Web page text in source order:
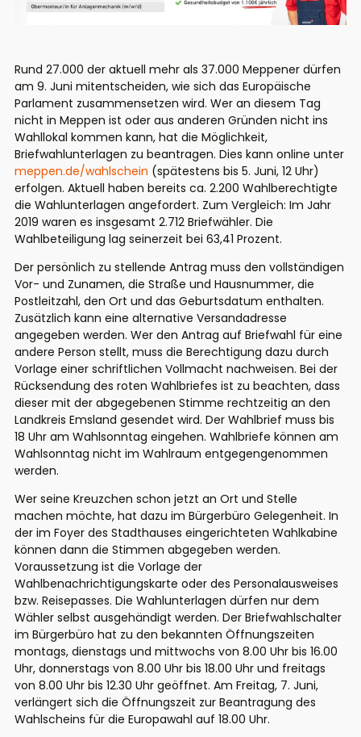
Rund 27.000 der aktuell mehr als 37.000 Meppener dürfen
am 9. Juni mitentscheiden, wie sich das Europäische
Parlament zusammensetzen wird. Wer an diesem Tag
nicht in Meppen ist oder aus anderen Gründen nicht ins
Wahllokal kommen kann, hat die Möglichkeit,
Briefwahlunterlagen zu beantragen. Dies kann online unter
meppen.de/wahlschein (spätestens bis 5. Juni, 12 Uhr)
erfolgen. Aktuell haben bereits ca. 2.200 Wahlberechtigte
die Wahlunterlagen angefordert. Zum Vergleich: Im Jahr
2019 waren es insgesamt 2.712 Briefwähler. Die
Wahlbeteiligung lag seinerzeit bei 63,41 Prozent.
Der persönlich zu stellende Antrag muss den vollständigen
Vor- und Zunamen, die Straße und Hausnummer, die
Postleitzahl, den Ort und das Geburtsdatum enthalten.
Zusätzlich kann eine alternative Versandadresse
angegeben werden. Wer den Antrag auf Briefwahl für eine
andere Person stellt, muss die Berechtigung dazu durch
Vorlage einer schriftlichen Vollmacht nachweisen. Bei der
Rücksendung des roten Wahlbriefes ist zu beachten, dass
dieser mit der abgegebenen Stimme rechtzeitig an den
Landkreis Emsland gesendet wird. Der Wahlbrief muss bis
18 Uhr am Wahlsonntag eingehen. Wahlbriefe können am
Wahlsonntag nicht im Wahlraum entgegengenommen
werden.
Wer seine Kreuzchen schon jetzt an Ort und Stelle
machen möchte, hat dazu im Bürgerbüro Gelegenheit. In
der im Foyer des Stadthauses eingerichteten Wahlkabine
können dann die Stimmen abgegeben werden.
Voraussetzung ist die Vorlage der
Wahlbenachrichtigungskarte oder des Personalausweises
bzw. Reisepasses. Die Wahlunterlagen dürfen nur dem
Wähler selbst ausgehändigt werden. Der Briefwahlschalter
im Bürgerbüro hat zu den bekannten Öffnungszeiten
montags, dienstags und mittwochs von 8.00 Uhr bis 16.00
Uhr, donnerstags von 8.00 Uhr bis 18.00 Uhr und freitags
von 8.00 Uhr bis 12.30 Uhr geöffnet. Am Freitag, 7. Juni,
verlängert sich die Öffnungszeit zur Beantragung des
Wahlscheins für die Europawahl auf 18.00 Uhr.